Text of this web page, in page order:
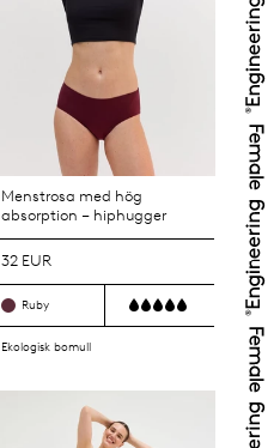
Menstrosa med hög
absorption – hiphugger
32 EUR
Ruby
Ekologisk bomull